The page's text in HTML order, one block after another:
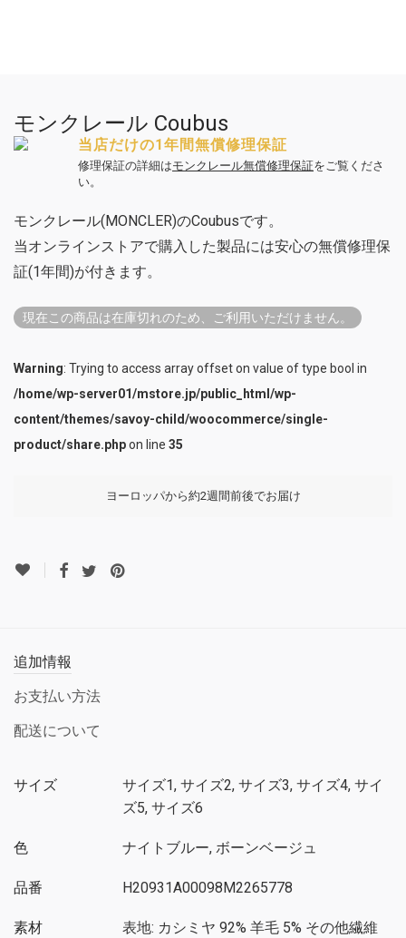
モンクレール Coubus
当店だけの1年間無償修理保証
修理保証の詳細はモンクレール無償修理保証をご覧くださ
い。
モンクレール(MONCLER)のCoubusです。
当オンラインストアで購入した製品には安心の無償修理保
証(1年間)が付きます。
現在この商品は在庫切れのため、ご利用いただけません。
Warning: Trying to access array offset on value of type bool in
/home/wp-server01/mstore.jp/public_html/wp-
content/themes/savoy-child/woocommerce/single-
product/share.phpon line 35
ヨーロッパから約2週間前後でお届け
追加情報
お支払い方法
配送について
サイズ
サイズ1, サイズ2, サイズ3, サイズ4, サイ
ズ5, サイズ6
色 ナイトブルー, ボーンベージュ
品番 H20931A00098M2265778
素材
表地: カシミヤ 92% 羊毛 5% その他繊維